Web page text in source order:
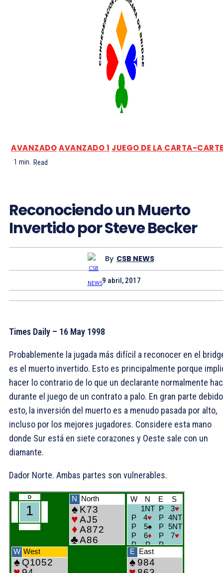
AVANZADOAVANZADO 1 JUEGO DE LA CARTA-
1 min. Read
Reconociendo un Muerto
Invertido por Steve Becker
By CSB NEWS
9 abril, 2017
Times Daily – 16 May 1998
Probablemente la jugada más difícil a reconocer en el
es el muerto invertido. Esto es principalmente porque
hacer lo contrario de lo que un declarante normalmente
durante el juego de un contrato a palo. En gran parte
esto, la inversión del muerto es a menudo pasada por alto,
incluso por los mejores jugadores. Considere esta mano
donde Sur está en siete corazones y Oeste sale con un
diamante.
Dador Norte. Ambas partes son vulnerables.